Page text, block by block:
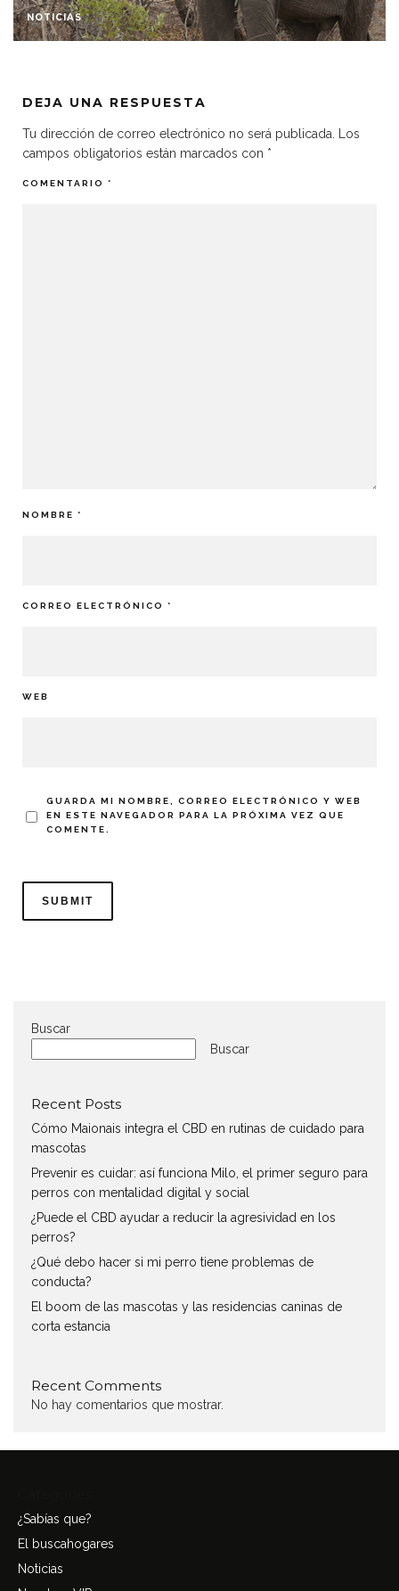
NOTICIAS
DEJA UNA RESPUESTA
Tu dirección de correo electrónico no será publicada.
Los
campos obligatorios están marcados con *
COMENTARIO *
NOMBRE *
CORREO ELECTRÓNICO *
WEB
GUARDA MI NOMBRE, CORREO ELECTRÓNICO Y WEB
EN ESTE NAVEGADOR PARA LA PRÓXIMA VEZ QUE
COMENTE.
Buscar
Buscar
Recent Posts
Cómo Maionais integra el CBD en rutinas de cuidado para
mascotas
Prevenir es cuidar: así funciona Milo, el primer seguro para
perros con mentalidad digital y social
¿Puede el CBD ayudar a reducir la agresividad en los
perros?
¿Qué debo hacer si mi perro tiene problemas de
conducta?
El boom de las mascotas y las residencias caninas de
corta estancia
Recent Comments
No hay comentarios que mostrar.
¿Sabías que?
El buscahogares
Noticias